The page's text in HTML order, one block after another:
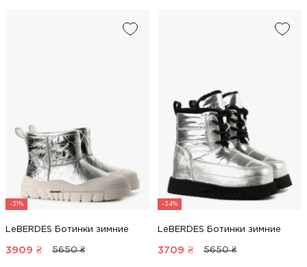
-31%
LeBERDES Ботинки зимние
3909 ₴ 5650 ₴
-34%
LeBERDES Ботинки зимние
3709 ₴ 5650 ₴